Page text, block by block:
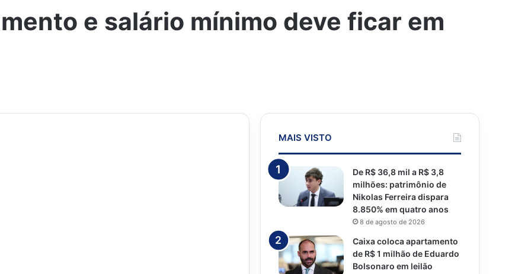
e salário mínimo deve ficar em
MAIS VISTO
De R$ 36,8 mil a R$ 3,8
milhões: patrimônio de
Nikolas Ferreira dispara
8.850% em quatro anos
8 de agosto de 2026
Caixa coloca apartamento
de R$ 1 milhão de Eduardo
Bolsonaro em leilão